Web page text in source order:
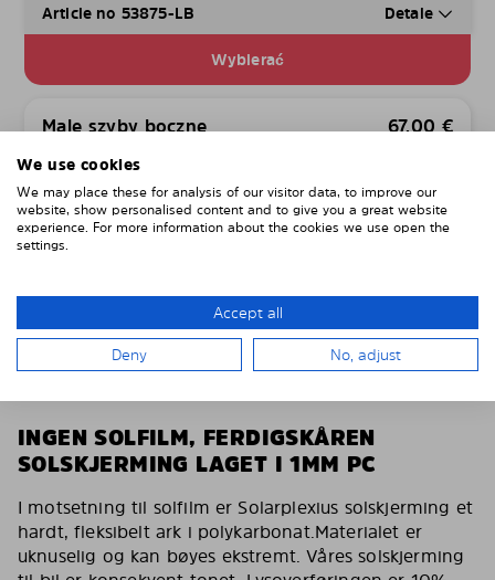
Article no 53875-LB Detale
Wybierać
Male szyby boczne 67,00€
INGEN SOLFILM, FERDIGSKÅREN
SOLSKJERMING LAGET I 1MM PC
I motsetning til solfilm er Solarplexius solskjerming et
hardt, fleksibelt ark i polykarbonat.Materialet er
uknuselig og kan bøyes ekstremt. Våres solskjerming
We use cookies
We may place these for analysis of our visitor data, to improve our
website, show personalised content and to give you a great website
experience. For more information about the cookies we use open the
settings.
Accept all
Deny No, adjust